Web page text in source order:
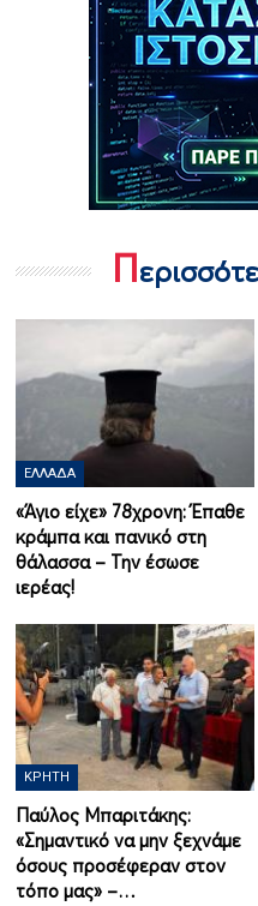
Π
ΕΛΛΆΔΑ
«Άγιο είχε» 78χρονη: Έπαθε
κράμπα και πανικό στη
θάλασσα – Την έσωσε
ιερέας!
ΚΡΉΤΗ
Παύλος Μπαριτάκης:
«Σημαντικό να μην ξεχνάμε
όσους προσέφεραν στον
τόπο μας» –…